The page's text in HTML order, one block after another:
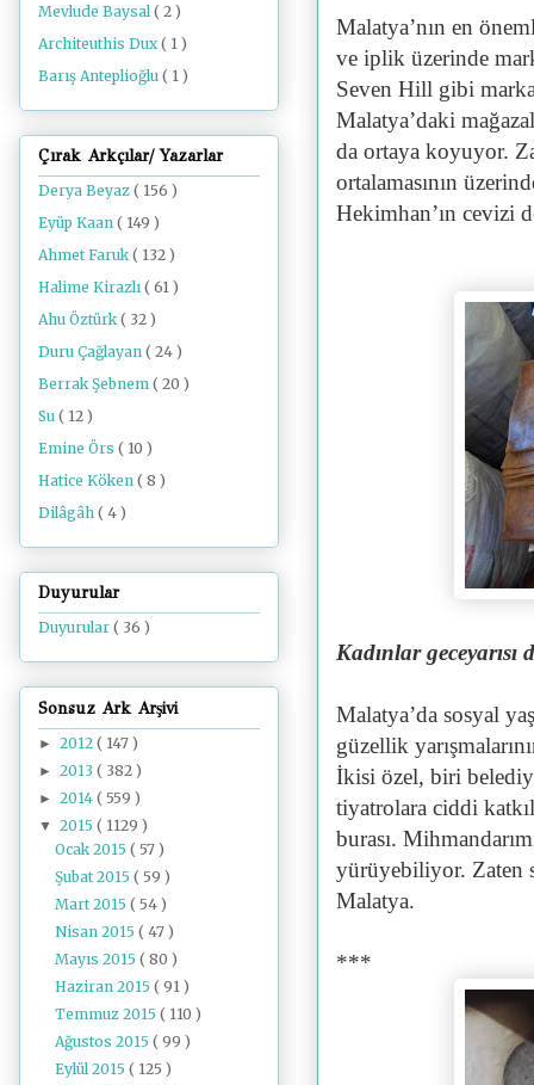
Malatya’nın en
ve iplik üzerinde
Seven Hill gibi
Malatya’daki
da ortaya koyuyor.
ortalamasının
Hekimhan’ın cevizi
Kadınlar geceyarısı
Malatya’da sosyal
güzellik
İkisi özel, biri
tiyatrolara ciddi
burası.
yürüyebiliyor. Zaten
Malatya.
***
Mevlude Baysal ( 2 )
Architeuthis Dux ( 1 )
Barış Anteplioğlu ( 1 )
Çırak Arkçılar/ Yazarlar
Derya Beyaz ( 156 )
Eyüp Kaan ( 149 )
Ahmet Faruk ( 132 )
Halime Kirazlı ( 61 )
Ahu Öztürk ( 32 )
Duru Çağlayan ( 24 )
Berrak Şebnem ( 20 )
Su ( 12 )
Emine Örs ( 10 )
Hatice Köken ( 8 )
Dilâgâh ( 4 )
Duyurular
Duyurular ( 36 )
Sonsuz Ark Arşivi
► 2012 ( 147 )
► 2013 ( 382 )
► 2014 ( 559 )
▼ 2015 ( 1129 )
Ocak 2015( 57 )
Şubat 2015( 59 )
Mart 2015( 54 )
Nisan 2015( 47 )
Mayıs 2015( 80 )
Haziran 2015( 91 )
Temmuz 2015( 110 )
Ağustos 2015( 99 )
Eylül 2015( 125 )